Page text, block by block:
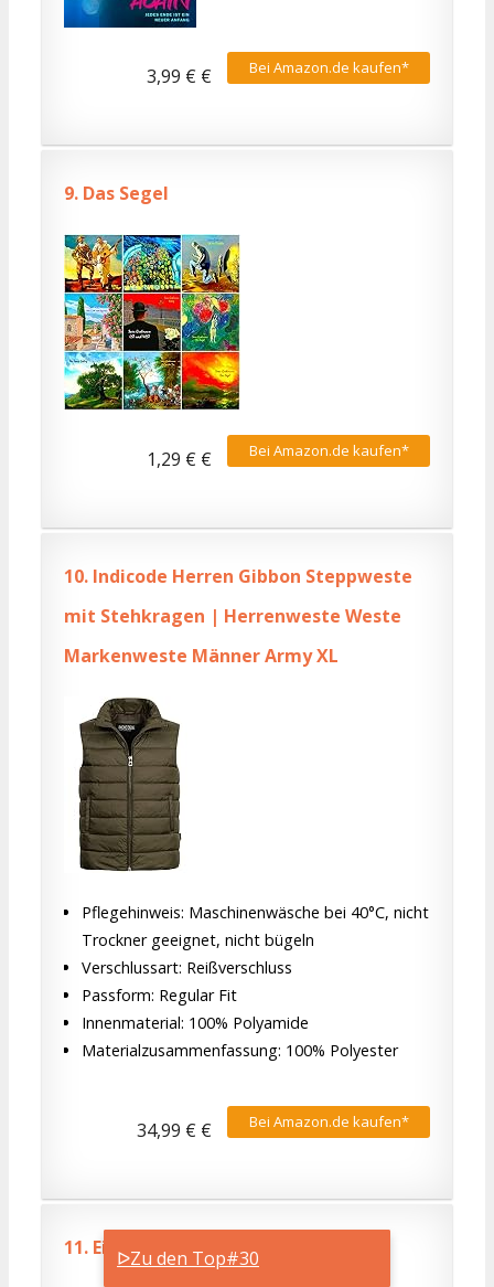
ᐅZu den Top#30
Bei Amazon.de kaufen*
3,99 € €
9. Das Segel
Bei Amazon.de kaufen*
1,29 € €
10. Indicode Herren Gibbon Steppweste
mit Stehkragen | Herrenweste Weste
Markenweste Männer Army XL
Pflegehinweis: Maschinenwäsche bei 40°C, nicht
Trockner geeignet, nicht bügeln
Verschlussart: Reißverschluss
Passform: Regular Fit
Innenmaterial: 100% Polyamide
Materialzusammenfassung: 100% Polyester
Bei Amazon.de kaufen*
34,99 € €
11. Ein akzeptabler Verlust